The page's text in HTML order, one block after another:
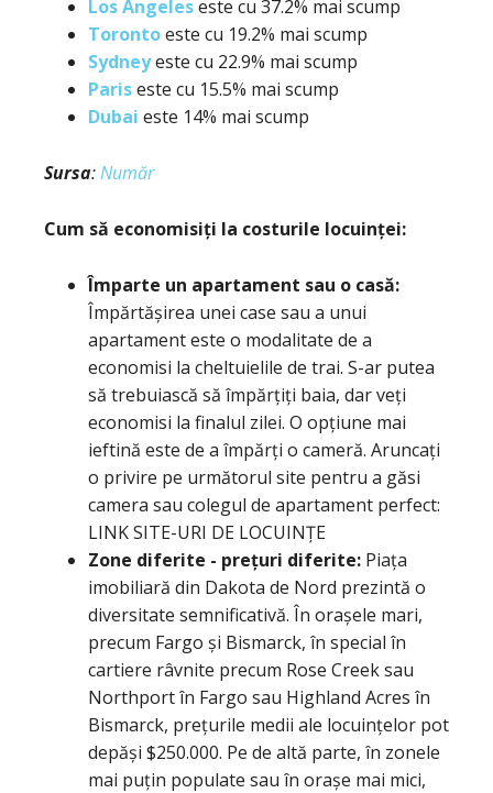
Los Angeleseste cu 37.2% mai scump
Torontoeste cu 19.2% mai scump
Sydneyeste cu 22.9% mai scump
Pariseste cu 15.5% mai scump
Dubai este 14% mai scump
Sursa:Număr
Cum să economisiți la costurile locuinței:
Împarte un apartament sau o casă:
Împărtășirea unei case sau a unui
apartament este o modalitate de a
economisi la cheltuielile de trai. S-ar putea
să trebuiască să împărțiți baia, dar veți
economisi la finalul zilei. O opțiune mai
ieftină este de a împărți o cameră. Aruncați
o privire pe următorul site pentru a găsi
camera sau colegul de apartament perfect:
LINK SITE-URI DE LOCUINȚE
Zone diferite - prețuri diferite: Piața
imobiliară din Dakota de Nord prezintă o
diversitate semnificativă. În orașele mari,
precum Fargo și Bismarck, în special în
cartiere râvnite precum Rose Creek sau
Northport în Fargo sau Highland Acres în
Bismarck, prețurile medii ale locuințelor pot
depăși $250.000. Pe de altă parte, în zonele
mai puțin populate sau în orașe mai mici,